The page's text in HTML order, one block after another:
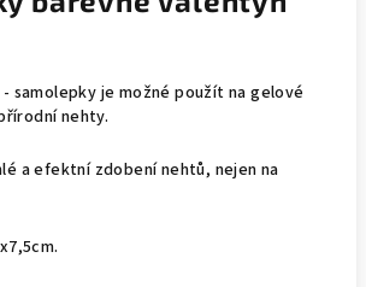
samolepky je možné použít na gelové
nehty.
a efektní zdobení nehtů, nejen na